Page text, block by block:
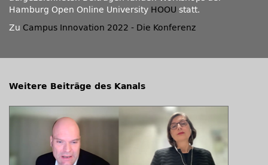
Hamburg Open Online University HOOU statt.
Zu Campus Innovation 2022 - Die Konferenz
Weitere Beiträge des Kanals